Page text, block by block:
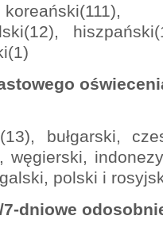
bułgarski,
węgierski,
polski i
dniowe